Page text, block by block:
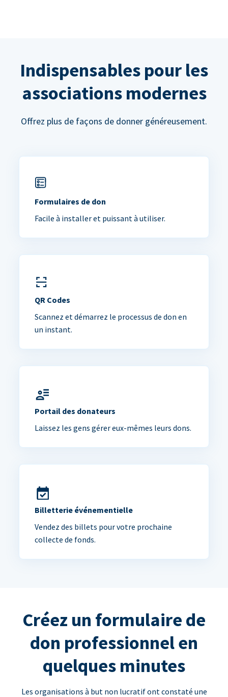
Indispensables pour les
associations modernes
Offrez plus de façons de donner généreusement.
Formulaires de don
Facile à installer et puissant à utiliser.
QR Codes
Scannez et démarrez le processus de don en
un instant.
Portail des donateurs
Laissez les gens gérer eux-mêmes leurs dons.
Billetterie événementielle
Vendez des billets pour votre prochaine
collecte de fonds.
Créez un formulaire de
don professionnel en
quelques minutes
Les organisations à but non lucratif ont constaté une